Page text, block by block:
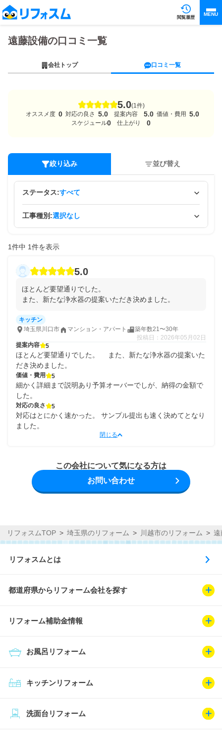
閲覧履歴
MENU
遠藤設備の口コミ一覧
会社トップ 口コミ一覧
5.0(1件)
オススメ度 0 対応の良さ 5.0 提案内容 5.0 価値・費用 5.0
スケジュール0 仕上がり 0
絞り込み 並び替え
ステータス:すべて
工事種別:選択なし
1件中 1件を表示
5.0
ほとんど要望通りでした。
また、新たな浄水器の提案いただき決めました。
キッチン
埼玉県川口市
マンション・アパート
築年数21〜30年
投稿日：2026年05月02日
提案内容
5
ほとんど要望通りでした。 また、新たな浄水器の提案いた
だき決めました。
価値・費用 5
細かく詳細まで説明あり予算オーバーでしが、納得の金額で
した。
対応の良さ 5
対応はとにかく速かった。 サンプル提出も速く決めてとなり
ました。
閉じる
この会社について気になる方は
お問い合わせ
リフォスムTOP 埼玉県のリフォーム 川越市のリフォーム 遠
リフォスムとは
都道府県からリフォーム会社を探す
リフォーム補助金情報
キッチンリフォーム
お風呂リフォーム
洗面台リフォーム